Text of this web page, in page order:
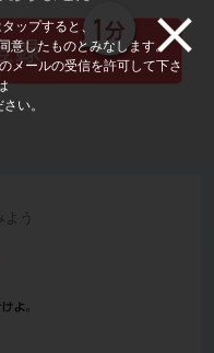
ップすると、
意したものとみなします。
メールの受信を許可して下さ
い。
よう